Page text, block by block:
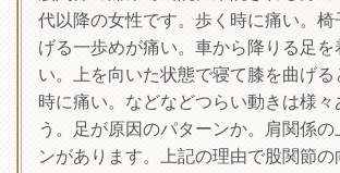
代以降の女性です。歩く時に痛い。椅
げる一歩めが痛い。車から降りる足を
い。上を向いた状態で寝て膝を曲げる
時に痛い。などなどつらい動きは様々
う。足が原因のパターンか。肩関係の
ンがあります。上記の理由で股関節